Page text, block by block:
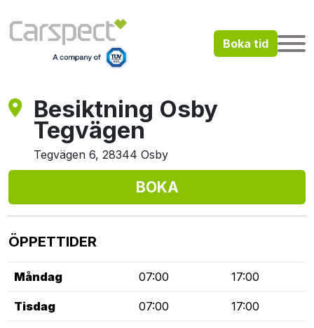
Boka tid
Besiktning Osby
Tegvägen
Tegvägen 6, 28344 Osby
BOKA
ÖPPETTIDER
Måndag 07:00 17:00
Tisdag 07:00 17:00